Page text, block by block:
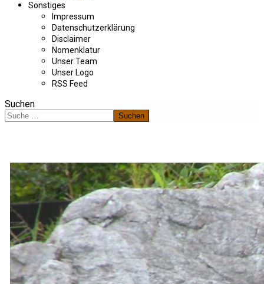
Sonstiges
Impressum
Datenschutzerklärung
Disclaimer
Nomenklatur
Unser Team
Unser Logo
RSS Feed
Suchen
Suchen